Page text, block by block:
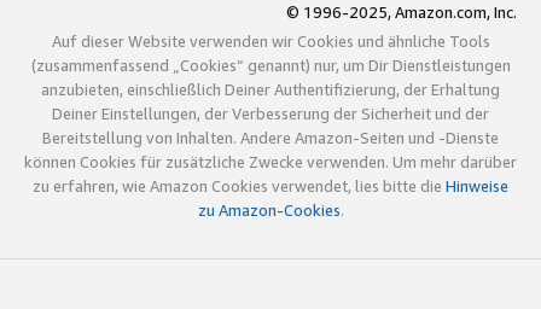
© 1996-2025, Amazon.com, Inc.
Auf dieser Website verwenden wir Cookies und ähnliche Tools
(zusammenfassend „Cookies“ genannt) nur, um Dir Dienstleistungen
anzubieten, einschließlich Deiner Authentifizierung, der Erhaltung
Deiner Einstellungen, der Verbesserung der Sicherheit und der
Bereitstellung von Inhalten. Andere Amazon-Seiten und -Dienste
können Cookies für zusätzliche Zwecke verwenden. Um mehr darüber
zu erfahren, wie Amazon Cookies verwendet, lies bitte die Hinweise
zu Amazon-Cookies.